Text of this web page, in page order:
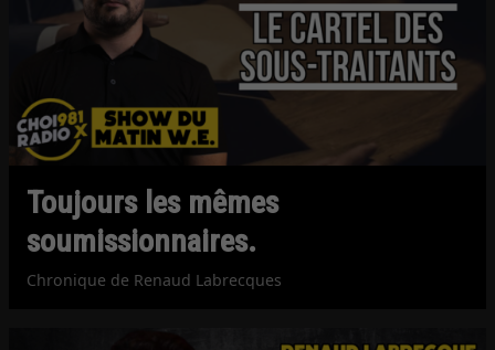
Toujours les mêmes
soumissionnaires.
Chronique de Renaud Labrecques